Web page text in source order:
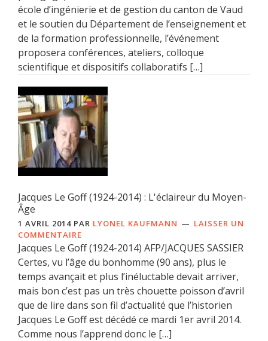
école d’ingénierie et de gestion du canton de Vaud
et le soutien du Département de l’enseignement et
de la formation professionnelle, l’événement
proposera conférences, ateliers, colloque
scientifique et dispositifs collaboratifs […]
Jacques Le Goff (1924-2014) : L'éclaireur du Moyen-
Âge
1 AVRIL 2014 PAR LYONEL KAUFMANN
LAISSER UN
COMMENTAIRE
Jacques Le Goff (1924-2014) AFP/JACQUES SASSIER
Certes, vu l’âge du bonhomme (90 ans), plus le
temps avançait et plus l’inéluctable devait arriver,
mais bon c’est pas un très chouette poisson d’avril
que de lire dans son fil d’actualité que l’historien
Jacques Le Goff est décédé ce mardi 1er avril 2014.
Comme nous l’apprend donc le […]